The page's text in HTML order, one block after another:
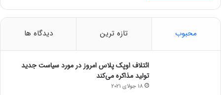
محبوب تازه ترین دیدگاه ها
ائتلاف اوپک پلاس امروز در مورد سیاست جدید
تولید مذاکره می‌کند
18 جولای 2021